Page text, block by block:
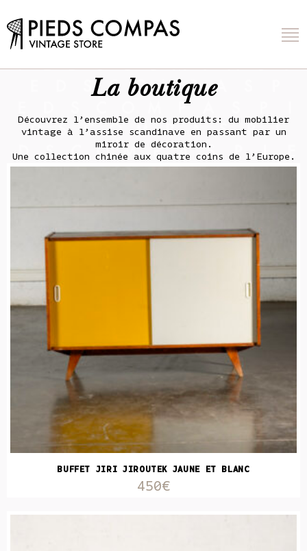
La boutique
Découvrez l’ensemble de nos produits: du mobilier
vintage à l’assise scandinave en passant par un
miroir de décoration.
Une collection chinée aux quatre coins de l’Europe.
BUFFET JIRI JIROUTEK JAUNE ET BLANC
450€